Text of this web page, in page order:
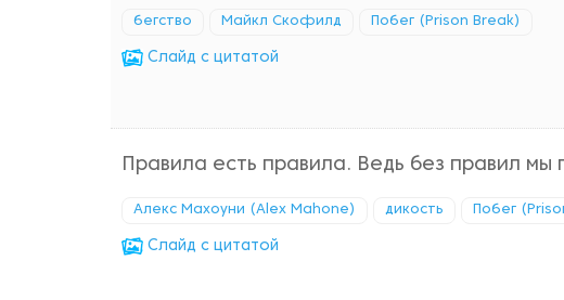
бегство Майкл Скофилд Побег (Prison Break)
Cлайд с цитатой
Правила есть правила. Ведь без правил мы
Алекс Махоуни (Alex Mahone) дикость Побег
Cлайд с цитатой